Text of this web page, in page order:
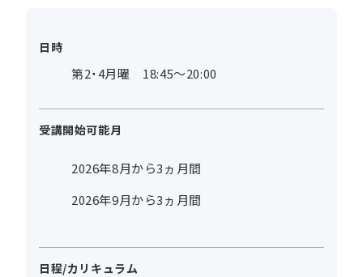
日時
第2・4月曜 18:45～20:00
受講開始可能月
2026年8月から3ヵ月間
2026年9月から3ヵ月間
日程/カリキュラム